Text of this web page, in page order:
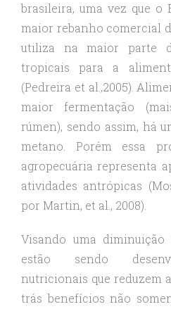
brasileira, uma vez que
maior rebanho comercial
utiliza na maior parte
tropicais para a
(Pedreira et al.,2005).
maior fermentação
rúmen), sendo assim, há
metano. Porém essa
agropecuária representa
atividades antrópicas
por Martin, et al., 2008).
Visando uma
estão sendo
nutricionais que reduzem
trás benefícios não